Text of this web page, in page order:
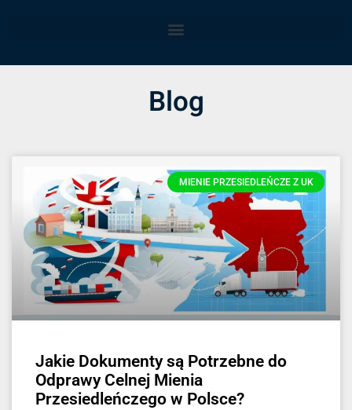
Blog
MIENIE PRZESIEDLEŃCZE Z UK
Jakie Dokumenty są Potrzebne do
Odprawy Celnej Mienia
Przesiedleńczego w Polsce?